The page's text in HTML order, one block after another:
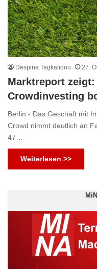
Despina Tagkalidou 27.
Marktreport
Crowdinvesting
Berlin - Das Geschäft mit
Crowd nimmt deutlich an
47…
Weiterlesen >>